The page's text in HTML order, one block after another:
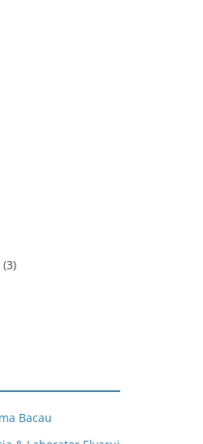
(3)
Bacau